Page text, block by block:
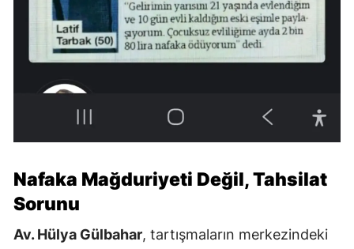
Nafaka Mağduriyeti Değil, Tahsilat
Sorunu
Av. Hülya Gülbahar, tartışmaların merkezindeki